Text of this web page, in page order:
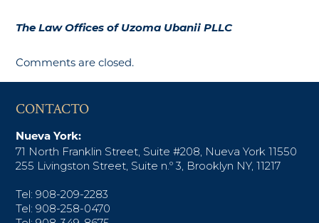
The Law Offices of Uzoma Ubanii PLLC
Comments are closed.
CONTACTO
Nueva York:
71 North Franklin Street, Suite #208, Nueva York 11550
255 Livingston Street, Suite n.º 3, Brooklyn NY, 11217
Tel: 908-209-2283
Tel: 908-258-0470